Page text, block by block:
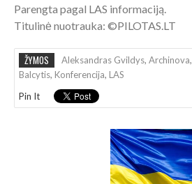
Parengta pagal LAS informaciją.
Titulinė nuotrauka: ©PILOTAS.LT
ŽYMOS Aleksandras Gvildys, Archinova,
Balcytis, Konferencija, LAS
Pin It